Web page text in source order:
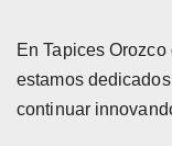
En Tapices
estamos
continuar